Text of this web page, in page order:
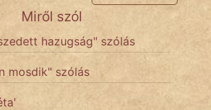
Miről szól
hazugság" szólás
mosdik" szólás